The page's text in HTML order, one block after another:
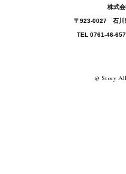
株式
〒923-0027 ⽯川
TEL 0761-46-
© Story All